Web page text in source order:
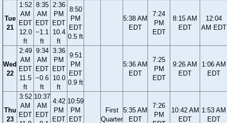
Tue
21
1:52
AM
EDT
12.0
ft
8:35
AM
EDT
−1.1
ft
2:36
PM
EDT
10.4
ft
8:50
PM
EDT
0.5 ft
5:38 AM
EDT
7:24
PM
EDT
8:15 AM
EDT
12:04
AM EDT
Wed
22
2:49
AM
EDT
11.5
ft
9:34
AM
EDT
−0.6
ft
3:36
PM
EDT
10.0
ft
9:51
PM
EDT
0.9 ft
5:36 AM
EDT
7:25
PM
EDT
9:26 AM
EDT
1:06 AM
EDT
Thu
23
3:52
AM
EDT
10:37
AM
EDT
4:42
PM
EDT
10:59
PM
EDT
First
Quarter
5:35 AM
EDT
7:26
PM
10:42 AM
EDT
1:53 AM
EDT